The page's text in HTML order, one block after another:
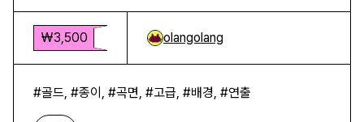
₩3,500 olangolang
#골드, #종이, #곡면, #고급, #배경, #연출